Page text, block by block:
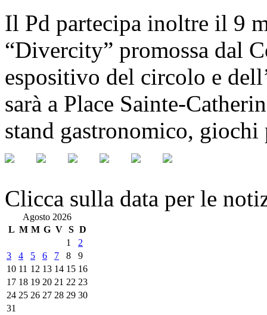
Il Pd partecipa inoltre il 9
“Divercity” promossa dal
espositivo del circolo e
sarà a Place Sainte-
stand gastronomico,
Clicca sulla data per le
Agosto 2026
L M M G V S D
1
2
3
4 5 6 7 8
9
10 11 12 13 14 15 16
17 18 19 20 21 22 23
24 25 26 27 28 29 30
31